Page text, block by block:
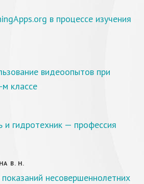
в процессе изучения
видеоопытов при
классе
и гидротехник — профессия
В. Н.
несовершеннолетних